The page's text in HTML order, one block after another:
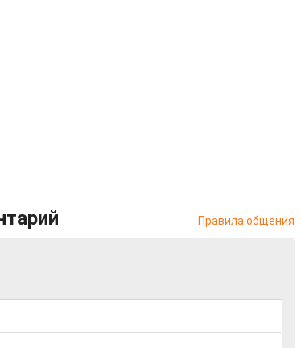
Правила общения